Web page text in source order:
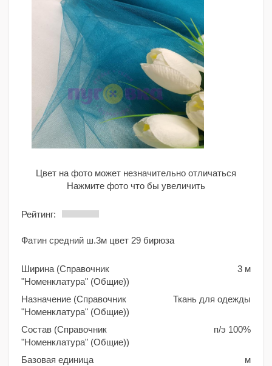
Цвет на фото может незначительно отличаться
Нажмите фото что бы увеличить
Рейтинг:
Фатин средний ш.3м цвет 29 бирюза
Ширина (Справочник
"Номенклатура" (Общие))
3 м
Назначение (Справочник
"Номенклатура" (Общие))
Ткань для одежды
Состав (Справочник
"Номенклатура" (Общие))
п/э 100%
Базовая единица
м